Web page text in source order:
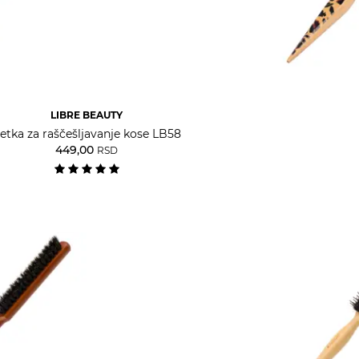
LIBRE BEAUTY
za raščešljavanje kose LB58
449,00 RSD